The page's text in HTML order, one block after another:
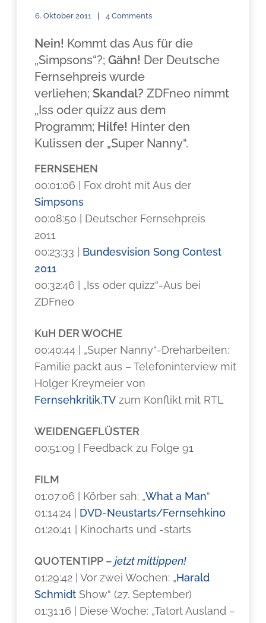
6. Oktober 2011 4 Comments
Nein! Kommt das Aus für die
„Simpsons“?;Gähn! Der Deutsche
Fernsehpreis wurde
verliehen;Skandal?ZDFneo nimmt
„Iss oder quizz aus dem
Programm; Hilfe! Hinter den
Kulissen der „Super Nanny“.
FERNSEHEN
00:01:06 | Fox droht mit Aus der
Simpsons
00:08:50 | Deutscher Fernsehpreis
2011
00:23:33 | Bundesvision Song Contest
2011
00:32:46 | „Iss oder quizz“-Aus bei
ZDFneo
KuH DER WOCHE
00:40:44 | „Super Nanny“-Dreharbeiten:
Familie packt aus – Telefoninterview mit
Holger Kreymeier von
Fernsehkritik.TV zum Konflikt mit RTL
WEIDENGEFLÜSTER
00:51:09 | Feedback zu Folge 91
FILM
01:07:06 | Körber sah: „What a Man“
01:14:24 | DVD-Neustarts/Fernsehkino
01:20:41 | Kinocharts und -starts
QUOTENTIPP –jetzt mittippen!
01:29:42 | Vor zwei Wochen: „Harald
Schmidt Show“ (27. September)
01:31:16 | Diese Woche: „Tatort Ausland –